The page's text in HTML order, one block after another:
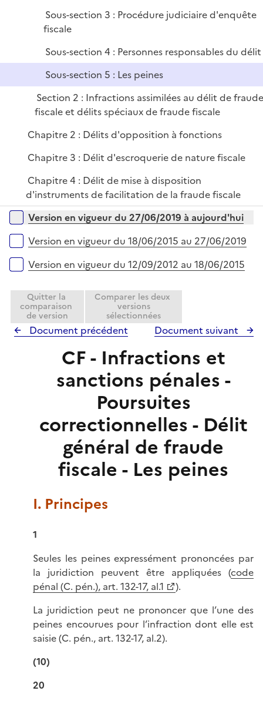
Sous-section 3 : Procédure judiciaire d'enquête
fiscale
Sous-section 4 : Personnes responsables du délit
Sous-section 5 : Les peines
Section 2 : Infractions assimilées au délit de
fiscale et délits spéciaux de fraude fiscale
Chapitre 2 : Délits d'opposition à fonctions
Chapitre 3 : Délit d'escroquerie de nature fiscale
Chapitre 4 : Délit de mise à disposition
d'instruments de facilitation de la fraude fiscale
Versions sur la période
Version en vigueur du 27/06/2019 à aujourd'hui
Version en vigueur du 18/06/2015 au 27/06/2019
Version en vigueur du 12/09/2012 au 18/06/2015
Quitter la
comparaison
de version
Comparer les deux
versions
sélectionnées
Document précédent Document suivant
CF - Infractions et
sanctions pénales -
Poursuites
correctionnelles - Délit
général de fraude
fiscale - Les peines
I. Principes
1
Seules les peines expressément prononcées par
la juridiction peuvent être appliquées (code
pénal (C. pén.), art. 132-17, al.1
).
La juridiction peut ne prononcer que l’une des
peines encourues pour l’infraction dont elle est
saisie (C. pén., art. 132-17, al.2).
(10)
20